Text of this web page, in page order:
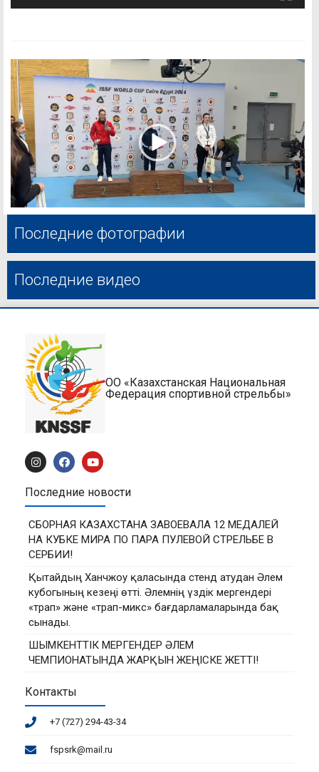
Последние фотографии
Последние видео
ОО «Казахстанская Национальная
Федерация спортивной стрельбы»
Последние новости
СБОРНАЯ КАЗАХСТАНА ЗАВОЕВАЛА 12 МЕДАЛЕЙ
НА КУБКЕ МИРА ПО ПАРА ПУЛЕВОЙ СТРЕЛЬБЕ В
СЕРБИИ!
Қытайдың Ханчжоу қаласында стенд атудан Әлем
кубогының кезеңі өтті. Әлемнің үздік мергендері
«трап» және «трап-микс» бағдарламаларында бақ
сынады.
ШЫМКЕНТТІК МЕРГЕНДЕР ӘЛЕМ
ЧЕМПИОНАТЫНДА ЖАРҚЫН ЖЕҢІСКЕ ЖЕТТІ!
Контакты
+7 (727) 294-43-34
fspsrk@mail.ru